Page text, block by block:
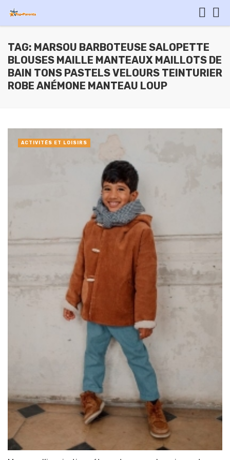
TAG: MARSOU BARBOTEUSE SALOPETTE
BLOUSES MAILLE MANTEAUX MAILLOTS DE
BAIN TONS PASTELS VELOURS TEINTURIER
ROBE ANÉMONE MANTEAU LOUP
ACTIVITÉS ET LOISIRS